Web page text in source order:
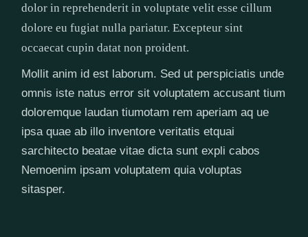
dolor in reprehenderit in voluptate velit esse cillum
dolore eu fugiat nulla pariatur. Excepteur sint
occaecat cupin datat non proident.
Mollit anim id est laborum. Sed ut perspiciatis unde
omnis iste natus error sit voluptatem accusant tium
doloremque laudan tiumotam rem aperiam aq ue
ipsa quae ab illo inventore veritatis etquai
sarchitecto beatae vitae dicta sunt expli cabos
Nemoenim ipsam voluptatem quia voluptas
sitasper.